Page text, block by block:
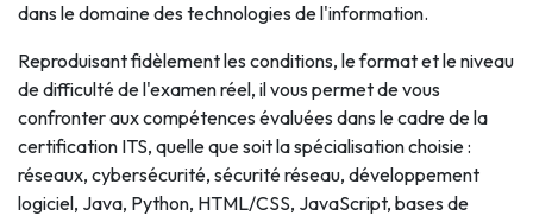
dans le domaine des technologies de l'information.
Reproduisant fidèlement les conditions, le format et le niveau
de difficulté de l'examen réel, il vous permet de vous
confronter aux compétences évaluées dans le cadre de la
certification ITS, quelle que soit la spécialisation choisie :
réseaux, cybersécurité, sécurité réseau, développement
logiciel, Java, Python, HTML/CSS, JavaScript, bases de